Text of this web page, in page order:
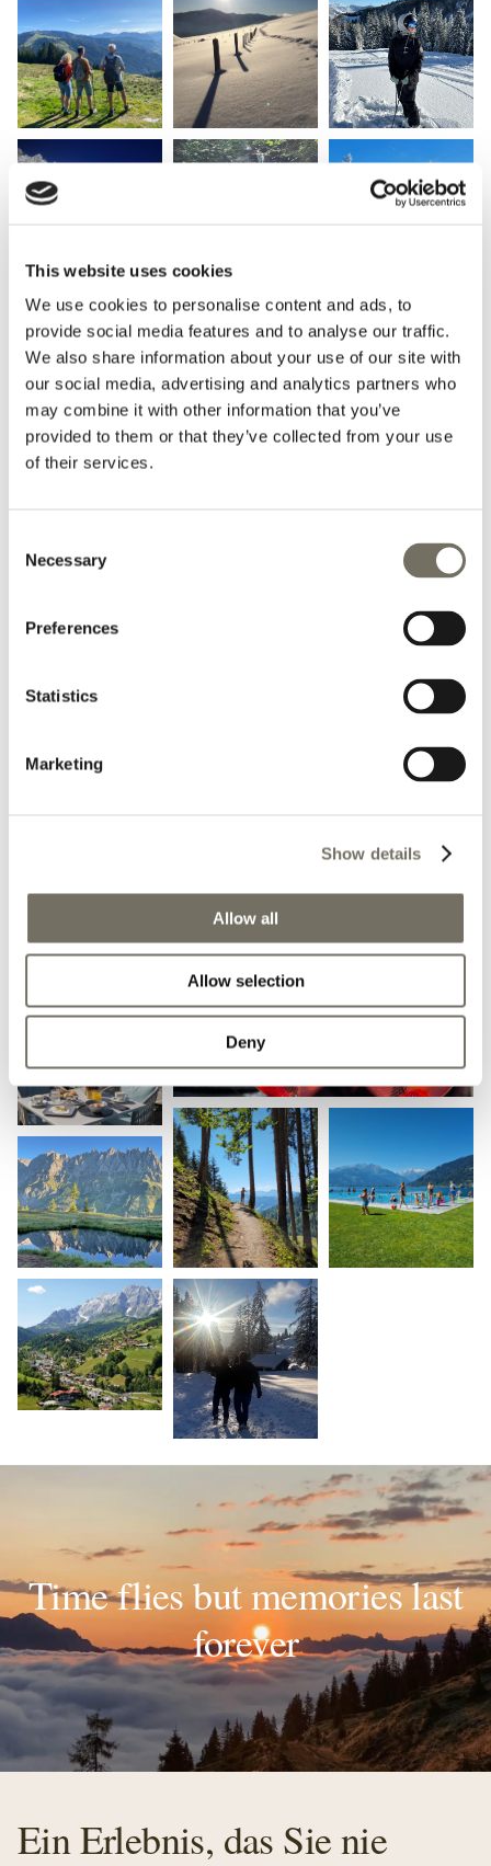
This website uses cookies
We use cookies to personalise content and ads, to
provide social media features and to analyse our traffic.
We also share information about your use of our site with
our social media, advertising and analytics partners who
may combine it with other information that you’ve
provided to them or that they’ve collected from your use
of their services.
Selection
Necessary
Preferences
Statistics
Marketing
Show details
Allow all
Allow selection
Deny
Time flies but memories last
forever
Ein Erlebnis, das Sie nie